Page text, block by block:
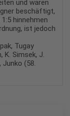
und waren
beschäftigt,
hinnehmen
ist jedoch
Tugay
K. Simsek, J.
Junko (58.